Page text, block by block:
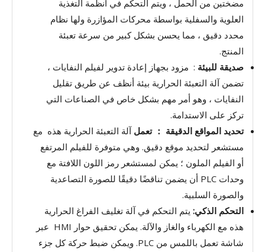
مضختين من الحمل ، ويتم التحكم في أنظمة التغذية
العلوية والسفلية بواسطة محركات المؤازرة ولها نظام
محدد دقيق ، مما يحسن بشكل كبير من سرعة تعبئة
المنتج.
صديقة للبيئة : مزود بجهاز إعادة تدوير لفيلم النفايات ،
تضمن آلة التعبئة الحرارية بيئة أنظف عن طريق تقليل
النفايات ، وهو أمر مهم بشكل خاص في الصناعات التي
تركز على الاستدامة.
تحديد المواقع الدقيقة ： تعملآلة التعبئة الحرارية هذه مع
مستشعر لتحديد موقع دقيق. وهي متوفرة للفيلم المرتفع
أو الفيلم الملون ؛ يمكن لمستشعر رمز اللون اللافتة مع
وحدات PLC أن يضمن تناقضًا دقيقًا للصورة التصاعدية
والصورة السلبية.
التحكم الذكي: يتم التحكم في آلة تغليف الفراغ الحرارية
هذه مع الكهرباء والغاز والآلة. يمكن تحقيق حوار HMI عبر
شاشة تعمل باللمس من PLC. ويمكن ضبط حركة كل جزء